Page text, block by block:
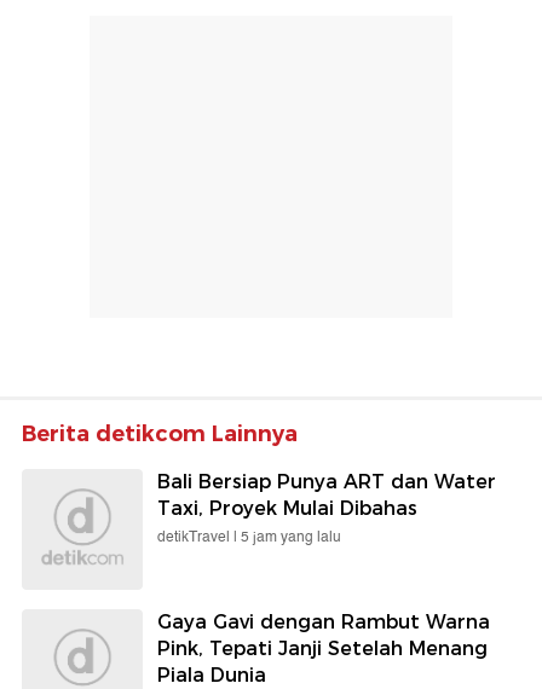
Berita detikcom Lainnya
Bali Bersiap Punya ART dan Water
Taxi, Proyek Mulai Dibahas
detikTravel | 5 jam yang lalu
Gaya Gavi dengan Rambut Warna
Pink, Tepati Janji Setelah Menang
Piala Dunia